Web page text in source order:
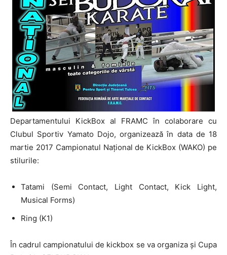
Departamentului KickBox al FRAMC în colaborare cu
Clubul Sportiv Yamato Dojo, organizează în data de 18
martie 2017 Campionatul Național de KickBox (WAKO) pe
stilurile:
Tatami (Semi Contact, Light Contact, Kick Light,
Musical Forms)
Ring (K1)
În cadrul campionatului de kickbox se va organiza și Cupa